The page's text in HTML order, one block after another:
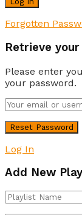
Forgotten
Retrieve
Please enter
your password.
Log In
Add New